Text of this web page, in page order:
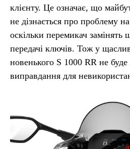
клієнту. Це означає, що
не дізнається про проблему
оскільки перемикач
передачі ключів. Тож у
новенького S 1000 RR не буде
виправдання для